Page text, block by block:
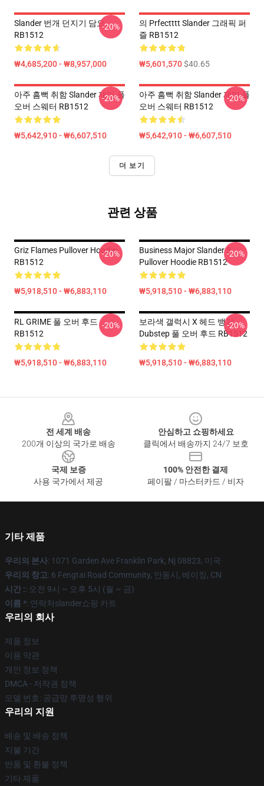
Slander 번개 던지기 담요
RB1512
₩4,685,200 - ₩8,957,000
-20%
의 Prfectttt Slander 그래픽 퍼
즐 RB1512
₩5,601,570$40.65
아주 흠뻑 취함 Slander 재미 풀
오버 스웨터 RB1512
₩5,642,910 - ₩6,607,510
-20%
아주 흠뻑 취함 Slander 재미 풀
오버 스웨터 RB1512
₩5,642,910 - ₩6,607,510
-20%
더 보기
관련 상품
Griz Flames Pullover Hoodie
RB1512
₩5,918,510 - ₩6,883,110
-20%
Business Major Slander 3
Pullover Hoodie RB1512
₩5,918,510 - ₩6,883,110
-20%
RL GRIME 풀 오버 후드
RB1512
₩5,918,510 - ₩6,883,110
-20%
보라색 갤럭시 X 헤드 뱅거
Dubstep 풀 오버 후드 RB1512
₩5,918,510 - ₩6,883,110
-20%
전 세계 배송
200개 이상의 국가로 배송
안심하고 쇼핑하세요
클릭에서 배송까지 24/7 보호
국제 보증
사용 국가에서 제공
100% 안전한 결제
페이팔 / 마스터카드 / 비자
기타 제품
우리의 본사: 1071 Garden Ave Franklin Park, Nj 08823, 미국
우리의 창고: 6 Fengtai Road Community, 안동시, 베이징, CN
시간 :: 오전 9시 ~ 오후 5시 (월 ~ 금)
이름 *: 연락처slander쇼핑 카트
우리의 회사
제품 정보
이용 약관
개인 정보 정책
DMCA - 저작권 정책
모델 번호: 공급망 투명성 행위
우리의 지원
배송 및 배송 정책
지불 기간
반품 및 환불 정책
기타 제품